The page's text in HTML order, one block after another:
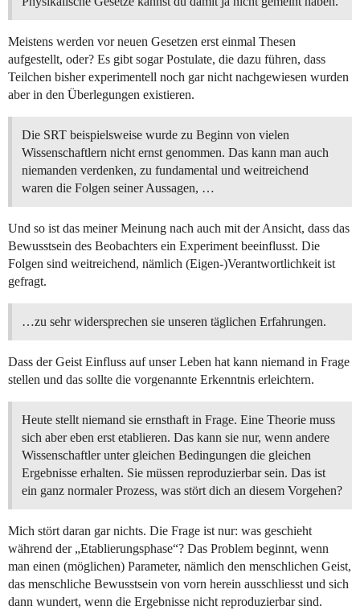
Meistens werden vor neuen Gesetzen erst einmal Thesen
aufgestellt, oder? Es gibt sogar Postulate, die dazu führen, dass
Teilchen bisher experimentell noch gar nicht nachgewiesen wurden
aber in den Überlegungen existieren.
Die SRT beispielsweise wurde zu Beginn von vielen
Wissenschaftlern nicht ernst genommen. Das kann man auch
niemanden verdenken, zu fundamental und weitreichend
waren die Folgen seiner Aussagen, …
Und so ist das meiner Meinung nach auch mit der Ansicht, dass das
Bewusstsein des Beobachters ein Experiment beeinflusst. Die
Folgen sind weitreichend, nämlich (Eigen-)Verantwortlichkeit ist
gefragt.
…zu sehr widersprechen sie unseren täglichen Erfahrungen.
Dass der Geist Einfluss auf unser Leben hat kann niemand in Frage
stellen und das sollte die vorgenannte Erkenntnis erleichtern.
Heute stellt niemand sie ernsthaft in Frage. Eine Theorie muss
sich aber eben erst etablieren. Das kann sie nur, wenn andere
Wissenschaftler unter gleichen Bedingungen die gleichen
Ergebnisse erhalten. Sie müssen reproduzierbar sein. Das ist
ein ganz normaler Prozess, was stört dich an diesem Vorgehen?
Mich stört daran gar nichts. Die Frage ist nur: was geschieht
während der „Etablierungsphase“? Das Problem beginnt, wenn
man einen (möglichen) Parameter, nämlich den menschlichen Geist,
das menschliche Bewusstsein von vorn herein ausschliesst und sich
dann wundert, wenn die Ergebnisse nicht reproduzierbar sind.